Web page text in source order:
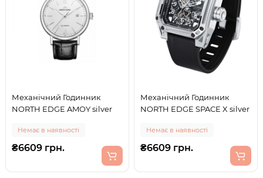
Механічний Годинник
NORTH EDGE AMOY silver
Немає в наявності
₴6609 грн.
Механічний Годинник
NORTH EDGE SPACE X silver
Немає в наявності
₴6609 грн.